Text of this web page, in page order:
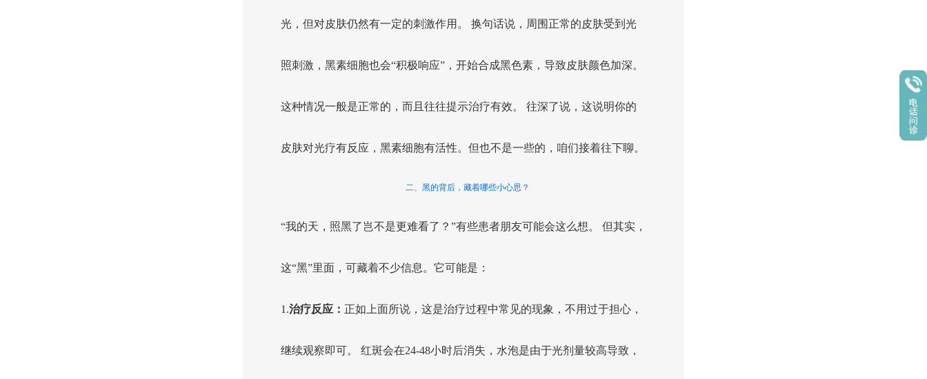
光，但对皮肤仍然有一定的刺激作用。 换句话说，周围正常的皮肤受到光
照刺激，黑素细胞也会“积极响应”，开始合成黑色素，导致皮肤颜色加深。
这种情况一般是正常的，而且往往提示治疗有效。 往深了说，这说明你的
皮肤对光疗有反应，黑素细胞有活性。但也不是一些的，咱们接着往下聊。
二、黑的背后，藏着哪些小心思？
“我的天，照黑了岂不是更难看了？”有些患者朋友可能会这么想。 但其实，
这“黑”里面，可藏着不少信息。它可能是：
1.治疗反应： 正如上面所说，这是治疗过程中常见的现象，不用过于担心，
继续观察即可。 红斑会在24-48小时后消失，水泡是由于光剂量较高导致，